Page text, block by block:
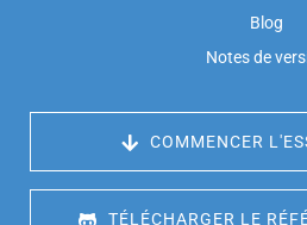
Blog
Notes de
COMMENCER
TÉLÉCHARGER LE